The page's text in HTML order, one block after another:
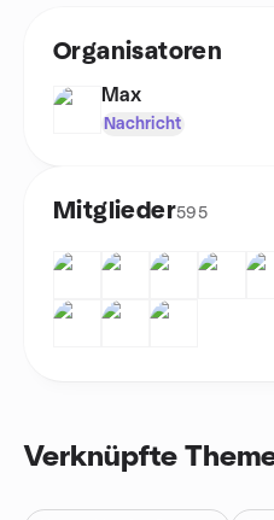
Organisatoren
Max
Nachricht
Mitglieder595
Verknüpfte